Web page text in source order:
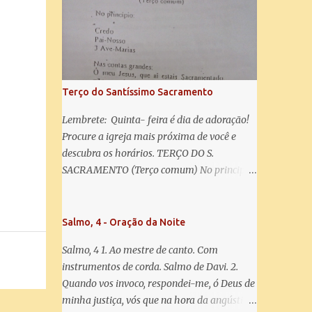
salve! A vós bradamos os degredados filhos
de Eva, a vós suspiramos, gemendo e
chorando neste vale de lágrimas. Eia, pois,
Advogada nossa, estes vossos olhos
misericordiosos a nós volvei, e depois deste
desterro, mostrai-nos Jesus. Bendito é o
fruto do vosso ventre, ó clemente, ó piedosa,
ó doce e sempre Virgem Maria. Rogai por
nós Santa Mãe de Deus. Para que sejamos
dignos das promessas de Cristo. Amém.
Terço do Santíssimo Sacramento
Lembrete: Quinta- feira é dia de adoração!
Procure a igreja mais próxima de você e
descubra os horários. TERÇO DO S.
SACRAMENTO (Terço comum) No principio:
Sacramentado, não permitais que eu viva
coração ao Vosso e o Vosso ao meu, e, nem
sem Vós morra eu! Nas contas pequenas:
Sacramento de Amor! Misericórdia Senhor!
Glória ao Pai: Cristo pão da vida e remédio
Salmo, 4 - Oração da Noite
Salmo, 4 1. Ao mestre de canto. Com
instrumentos de corda. Salmo de Davi. 2.
Quando vos invoco, respondei-me, ó Deus de
minha justiça, vós que na hora da angústia